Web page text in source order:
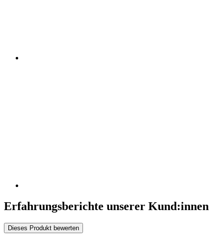
Erfahrungsberichte unserer Kund:innen
Dieses Produkt bewerten